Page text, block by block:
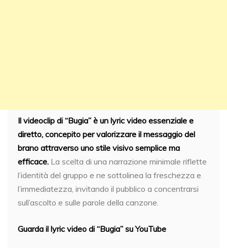
Il videoclip di “Bugia” è un lyric video essenziale e
diretto, concepito per valorizzare il messaggio del
brano attraverso uno stile visivo semplice ma
efficace. La scelta di una narrazione minimale riflette
l’identità del gruppo e ne sottolinea la freschezza e
l’immediatezza, invitando il pubblico a concentrarsi
sull’ascolto e sulle parole della canzone.
Guarda il lyric video di “Bugia” su YouTube